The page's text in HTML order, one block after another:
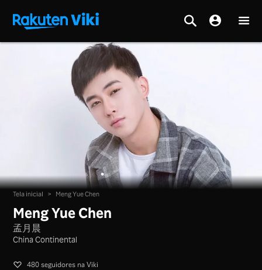
Tela inicial > Meng Yue Chen
Meng Yue Chen
孟月晨
China Continental
480 seguidores na Viki